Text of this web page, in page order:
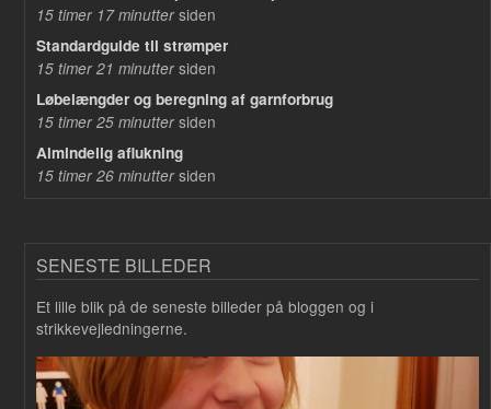
15 timer 17 minuttersiden
Standardguide til strømper
15 timer 21 minuttersiden
Løbelængder og beregning af garnforbrug
15 timer 25 minuttersiden
Almindelig aflukning
15 timer 26 minuttersiden
SENESTE BILLEDER
Et lille blik på de seneste billeder på bloggen og i
strikkevejledningerne.